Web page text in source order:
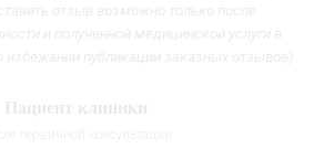
отзыв возможно только после
и полученной медицинской услуги в
избежании публикации заказных отзывов)
Пациент клиники